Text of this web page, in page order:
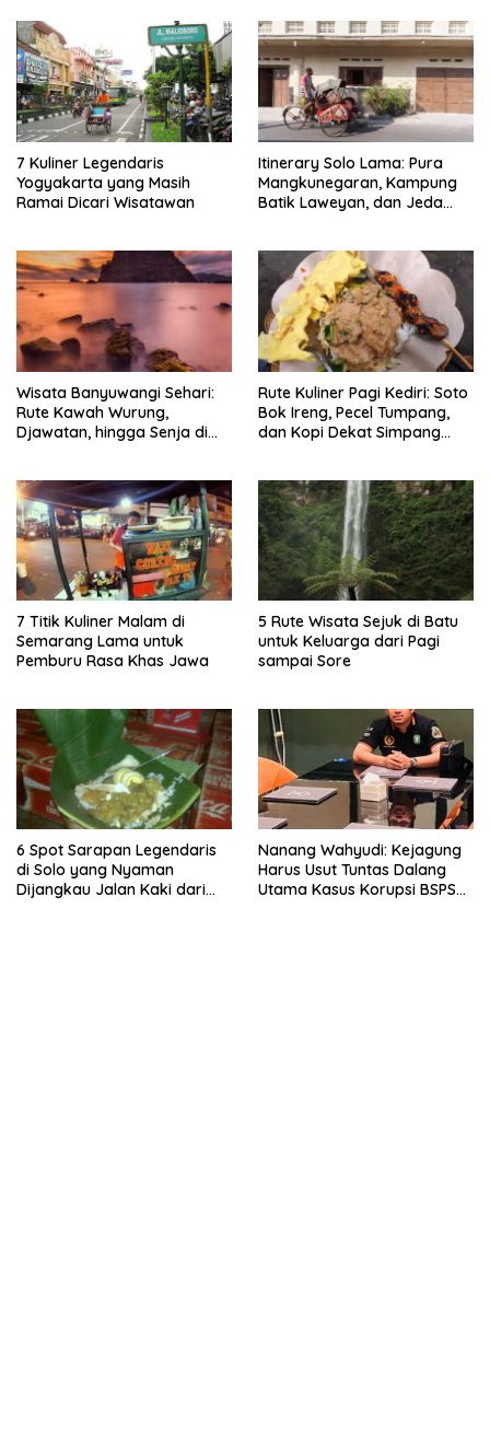
7 Kuliner Legendaris
Yogyakarta yang Masih
Ramai Dicari Wisatawan
Itinerary Solo Lama: Pura
Mangkunegaran, Kampung
Batik Laweyan, dan Jeda
Wisata Banyuwangi Sehari:
Rute Kawah Wurung,
Djawatan, hingga Senja di
Rute Kuliner Pagi Kediri: Soto
Bok Ireng, Pecel Tumpang,
dan Kopi Dekat Simpang
7 Titik Kuliner Malam di
Semarang Lama untuk
Pemburu Rasa Khas Jawa
5 Rute Wisata Sejuk di Batu
untuk Keluarga dari Pagi
sampai Sore
6 Spot Sarapan Legendaris
di Solo yang Nyaman
Dijangkau Jalan Kaki dari
Nanang Wahyudi: Kejagung
Harus Usut Tuntas Dalang
Utama Kasus Korupsi BSPS